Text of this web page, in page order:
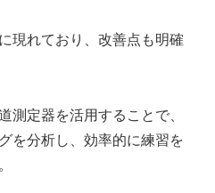
に現れており 、改善点も明確
測定器を活用するこ とで、
グを分析し、効率的に練習を
。